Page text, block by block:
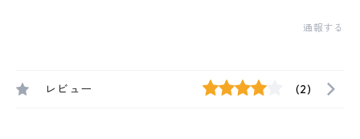
通報する
レビュー (2)